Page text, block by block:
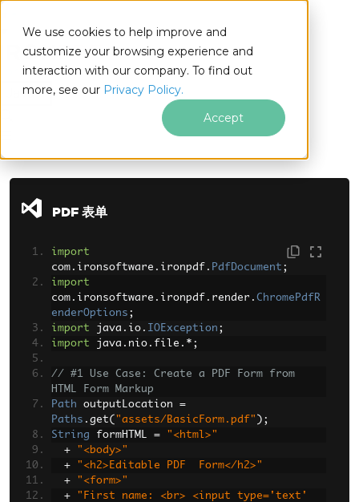
We use cookies to help improve and
customize your browsing experience and
interaction with our company. To find out
more, see our Privacy Policy.
Accept
Java
跳至页脚内容
PDF 表单
import
com . ironsoftware . ironpdf . PdfDocument ;
import
com . ironsoftware . ironpdf . render . ChromePdfR
enderOptions ;
import java . io . IOException ;
import java . nio . file .*;
// #1 Use Case: Create a PDF Form from
HTML Form Markup
Path outputLocation =
Paths . get( "assets/BasicForm.pdf" );
String formHTML =
"<html>"
+
"<body>"
+
"<h2>Editable PDF  Form</h2>"
+
"<form>"
+
"First name: <br> <input type='text'